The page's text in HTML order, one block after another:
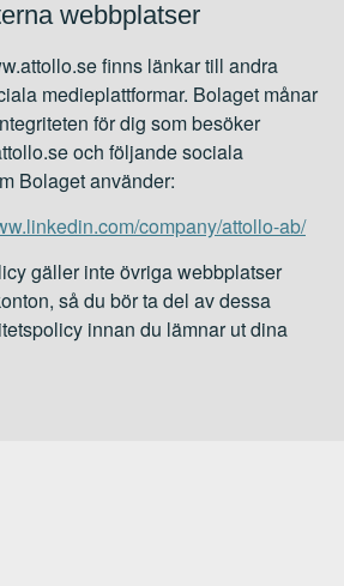
webbplatser
finns länkar till andra
medieplattformar. Bolaget månar
för dig som besöker
och följande sociala
Bolaget använder:
company/attollo-ab/
gäller inte övriga webbplatser
så du bör ta del av dessa
innan du lämnar ut dina